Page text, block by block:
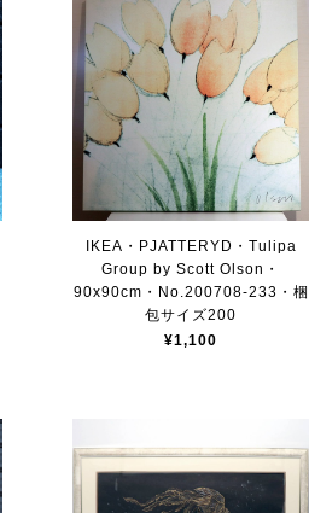
IKEA・PJATTERYD・Tulipa
Group by Scott Olson・
90x90cm・No.200708-233・梱
包サイズ200
¥1,100